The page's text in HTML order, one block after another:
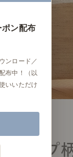
ン配布
ンロード／
布中！（以
いいただけ